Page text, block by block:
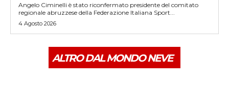
Angelo Ciminelli è stato riconfermato presidente del comitato
regionale abruzzese della Federazione Italiana Sport...
4 Agosto 2026
ALTRO DAL MONDO NEVE